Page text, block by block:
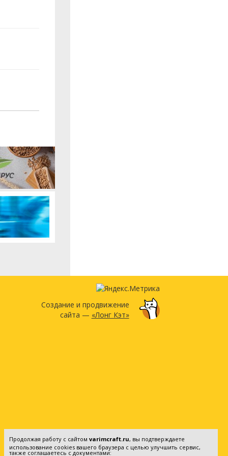
Создание и продвижение
сайта — «Лонг Кэт»
Продолжая работу с сайтом varimcraft.ru, вы подтверждаете
использование cookies вашего браузера с целью улучшить сервис,
также соглашаетесь с документами: